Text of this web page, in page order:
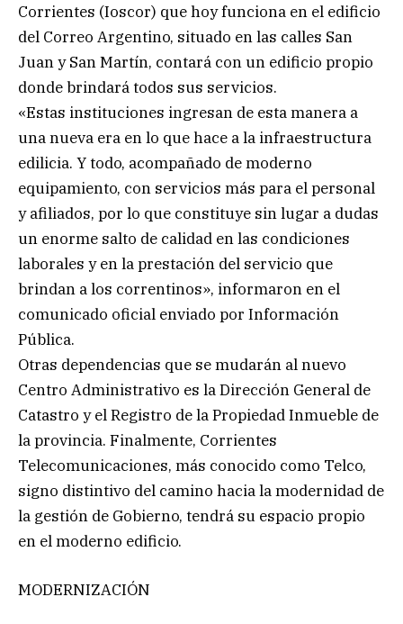
Corrientes (Ioscor) que hoy funciona en el edificio
del Correo Argentino, situado en las calles San
Juan y San Martín, contará con un edificio propio
donde brindará todos sus servicios.
«Estas instituciones ingresan de esta manera a
una nueva era en lo que hace a la infraestructura
edilicia. Y todo, acompañado de moderno
equipamiento, con servicios más para el personal
y afiliados, por lo que constituye sin lugar a dudas
un enorme salto de calidad en las condiciones
laborales y en la prestación del servicio que
brindan a los correntinos», informaron en el
comunicado oficial enviado por Información
Pública.
Otras dependencias que se mudarán al nuevo
Centro Administrativo es la Dirección General de
Catastro y el Registro de la Propiedad Inmueble de
la provincia. Finalmente, Corrientes
Telecomunicaciones, más conocido como Telco,
signo distintivo del camino hacia la modernidad de
la gestión de Gobierno, tendrá su espacio propio
en el moderno edificio.
MODERNIZACIÓN